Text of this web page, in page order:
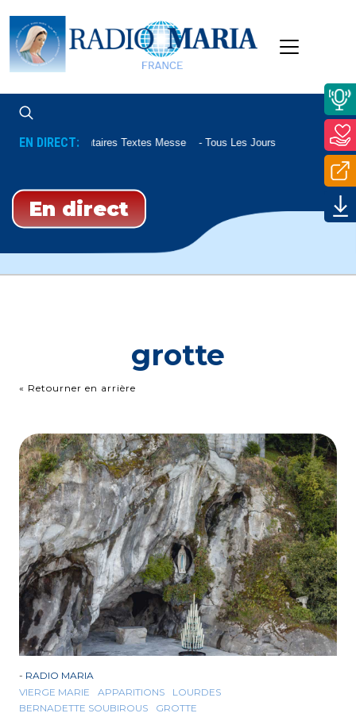
EN DIRECT:Commentaires Textes Messe Tous Les Jours À 07h45 Et Le
En direct
grotte
« Retourner en arrière
- RADIO MARIA
VIERGE MARIE
APPARITIONS
LOURDES
BERNADETTE SOUBIROUS
GROTTE